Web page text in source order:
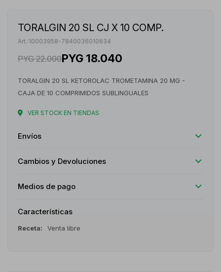
TORALGIN 20 SL CJ X 10 COMP.
10003958-7840036010634
PYG 22.000PYG 18.040
TORALGIN 20 SL KETOROLAC TROMETAMINA 20 MG -
CAJA DE 10 COMPRIMIDOS SUBLINGUALES
VER STOCK EN TIENDAS
Envíos
Cambios y Devoluciones
Medios de pago
Características
Receta Venta libre